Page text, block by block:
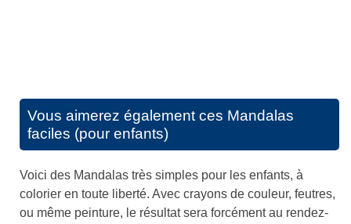
Vous aimerez également ces Mandalas
faciles (pour enfants)
Voici des Mandalas très simples pour les enfants, à
colorier en toute liberté. Avec crayons de couleur, feutres,
ou même peinture, le résultat sera forcément au rendez-